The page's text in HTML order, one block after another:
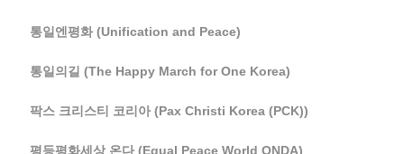
통일엔평화 (Unification and Peace)
통일의길 (The Happy March for One Korea)
팍스 크리스티 코리아 (Pax Christi Korea (PCK))
평등평화세상 온다 (Equal Peace World ONDA)